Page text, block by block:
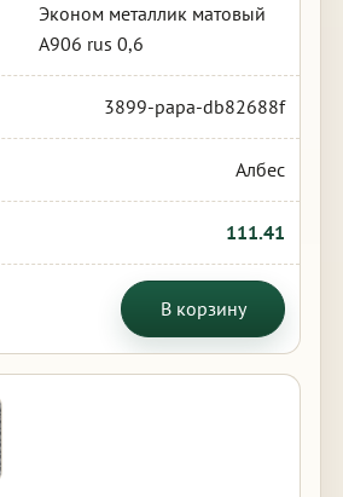
Эконом металлик матовый
А906 rus 0,6
3899-papa-db82688f
Албес
111.41
В корзину